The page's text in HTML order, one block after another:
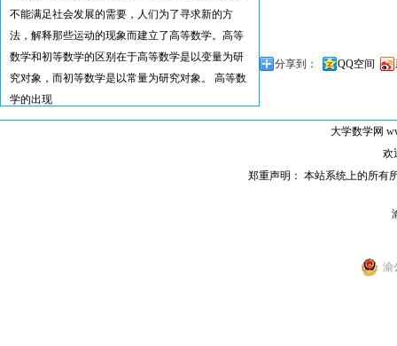
不能满足社会发展的需要，人们为了寻求新的方
法，解释那些运动的现象而建立了高等数学。高等
数学和初等数学的区别在于高等数学是以变量为研
究对象，而初等数学是以常量为研究对象。 高等数
学的出现
分享到： QQ空间
大学数学网
欢
郑重声明： 本站系统上的所有
渝